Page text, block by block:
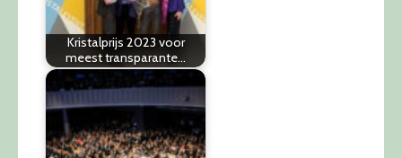
Kristalprijs 2023 voor
meest transparante…